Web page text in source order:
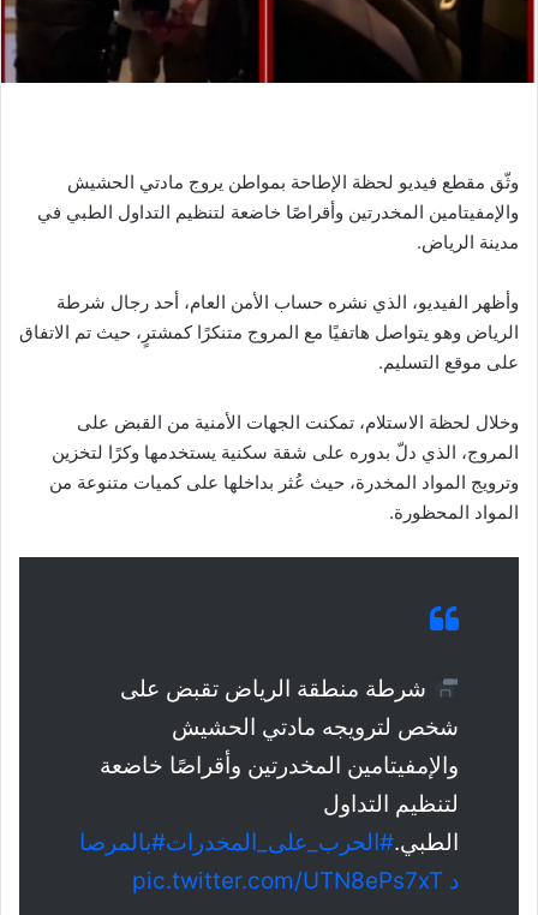
وثّق مقطع فيديو لحظة الإطاحة بمواطن يروج مادتي الحشيش
والإمفيتامين المخدرتين وأقراصًا خاضعة لتنظيم التداول الطبي في
مدينة الرياض.
وأظهر الفيديو، الذي نشره حساب الأمن العام، أحد رجال شرطة
الرياض وهو يتواصل هاتفيًا مع المروج متنكرًا كمشترٍ، حيث تم الاتفاق
على موقع التسليم.
وخلال لحظة الاستلام، تمكنت الجهات الأمنية من القبض على
المروج، الذي دلّ بدوره على شقة سكنية يستخدمها وكرًا لتخزين
وترويج المواد المخدرة، حيث عُثر بداخلها على كميات متنوعة من
المواد المحظورة.
شرطة منطقة الرياض تقبض على
شخص لترويجه مادتي الحشيش
والإمفيتامين المخدرتين وأقراصًا خاضعة
لتنظيم التداول
الطبي.#الحرب_على_المخدرات#بالمرصا
د pic.twitter.com/UTN8ePs7xT